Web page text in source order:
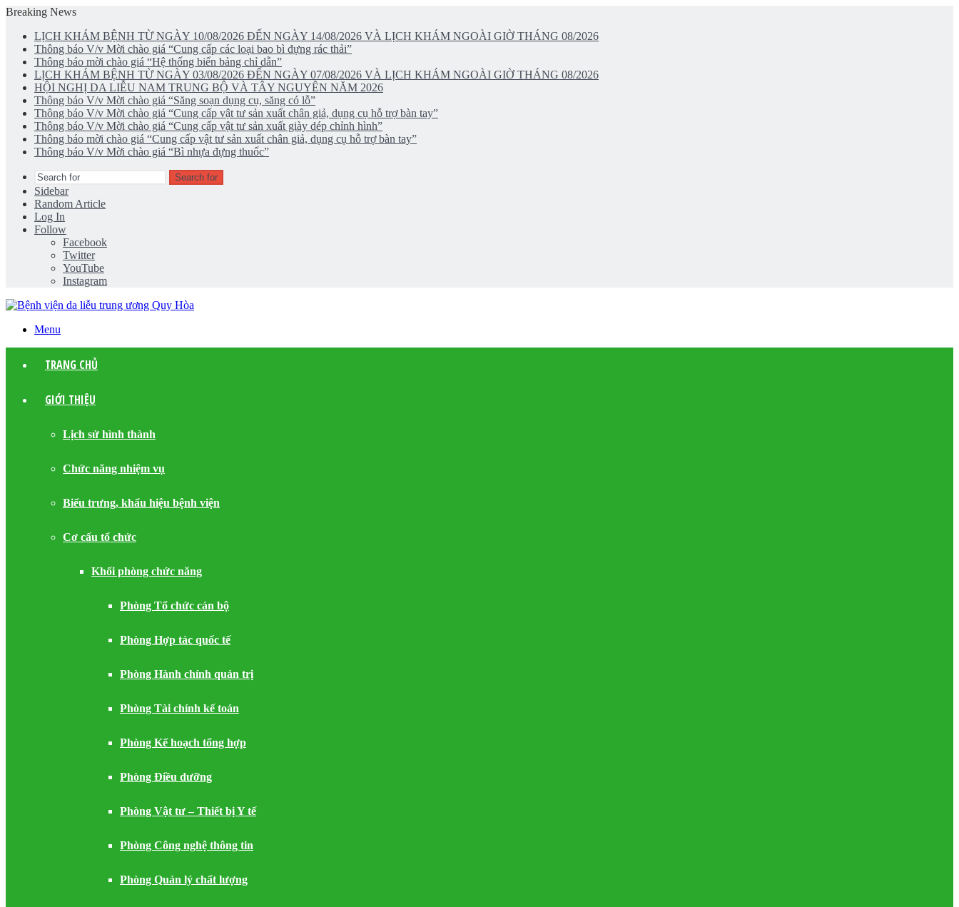
Breaking News
LỊCH KHÁM BỆNH TỪ NGÀY 10/08/2026 ĐẾN NGÀY 14/08/2026 VÀ LỊCH KHÁM NGOÀI GIỜ THÁNG 08/2026
Thông báo V/v Mời chào giá “Cung cấp các loại bao bì đựng rác thải”
Thông báo mời chào giá “Hệ thống biển bảng chỉ dẫn”
LỊCH KHÁM BỆNH TỪ NGÀY 03/08/2026 ĐẾN NGÀY 07/08/2026 VÀ LỊCH KHÁM NGOÀI GIỜ THÁNG 08/2026
HỘI NGHỊ DA LIỄU NAM TRUNG BỘ VÀ TÂY NGUYÊN NĂM 2026
Thông báo V/v Mời chào giá “Săng soạn dụng cụ, săng có lỗ”
Thông báo V/v Mời chào giá “Cung cấp vật tư sản xuất chân giả, dụng cụ hỗ trợ bàn tay”
Thông báo V/v Mời chào giá “Cung cấp vật tư sản xuất giày dép chỉnh hình”
Thông báo mời chào giá “Cung cấp vật tư sản xuất chân giả, dụng cụ hỗ trợ bàn tay”
Thông báo V/v Mời chào giá “Bì nhựa đựng thuốc”
Search for
Sidebar
Random Article
Log In
Follow
Facebook
Twitter
YouTube
Instagram
Menu
TRANG CHỦ
GIỚI THIỆU
Lịch sử hình thành
Chức năng nhiệm vụ
Biểu trưng, khẩu hiệu bệnh viện
Cơ cấu tổ chức
Khối phòng chức năng
Phòng Tổ chức cán bộ
Phòng Hợp tác quốc tế
Phòng Hành chính quản trị
Phòng Tài chính kế toán
Phòng Kế hoạch tổng hợp
Phòng Điều dưỡng
Phòng Vật tư – Thiết bị Y tế
Phòng Công nghệ thông tin
Phòng Quản lý chất lượng